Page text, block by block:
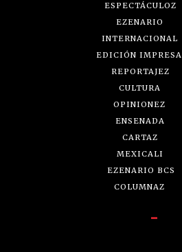
ESPECTÁCULOZ
EZENARIO
INTERNACIONAL
EDICIÓN IMPRESA
REPORTAJEZ
CULTURA
OPINIONEZ
ENSENADA
CARTAZ
MEXICALI
EZENARIO BCS
COLUMNAZ
-